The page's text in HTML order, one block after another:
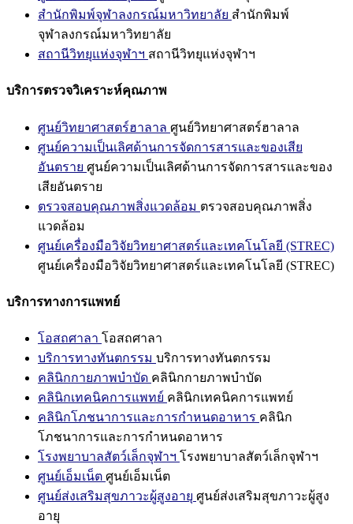
สำนักพิมพ์จุฬาลงกรณ์มหาวิทยาลัย สำนักพิมพ์
จุฬาลงกรณ์มหาวิทยาลัย
สถานีวิทยุแห่งจุฬาฯ สถานีวิทยุแห่งจุฬาฯ
บริการตรวจวิเคราะห์คุณภาพ
ศูนย์วิทยาศาสตร์ฮาลาล ศูนย์วิทยาศาสตร์ฮาลาล
ศูนย์ความเป็นเลิศด้านการจัดการสารและของเสีย
อันตราย ศูนย์ความเป็นเลิศด้านการจัดการสารและของ
เสียอันตราย
ตรวจสอบคุณภาพสิ่งแวดล้อม ตรวจสอบคุณภาพสิ่ง
แวดล้อม
ศูนย์เครื่องมือวิจัยวิทยาศาสตร์และเทคโนโลยี (STREC)
ศูนย์เครื่องมือวิจัยวิทยาศาสตร์และเทคโนโลยี (STREC)
บริการทางการแพทย์
โอสถศาลา โอสถศาลา
บริการทางทันตกรรม บริการทางทันตกรรม
คลินิกกายภาพบำบัด คลินิกกายภาพบำบัด
คลินิกเทคนิคการแพทย์ คลินิกเทคนิคการแพทย์
คลินิกโภชนาการและการกำหนดอาหาร คลินิก
โภชนาการและการกำหนดอาหาร
โรงพยาบาลสัตว์เล็กจุฬาฯ โรงพยาบาลสัตว์เล็กจุฬาฯ
ศูนย์เอ็มเน็ต ศูนย์เอ็มเน็ต
ศูนย์ส่งเสริมสุขภาวะผู้สูงอายุ ศูนย์ส่งเสริมสุขภาวะผู้สูง
อายุ